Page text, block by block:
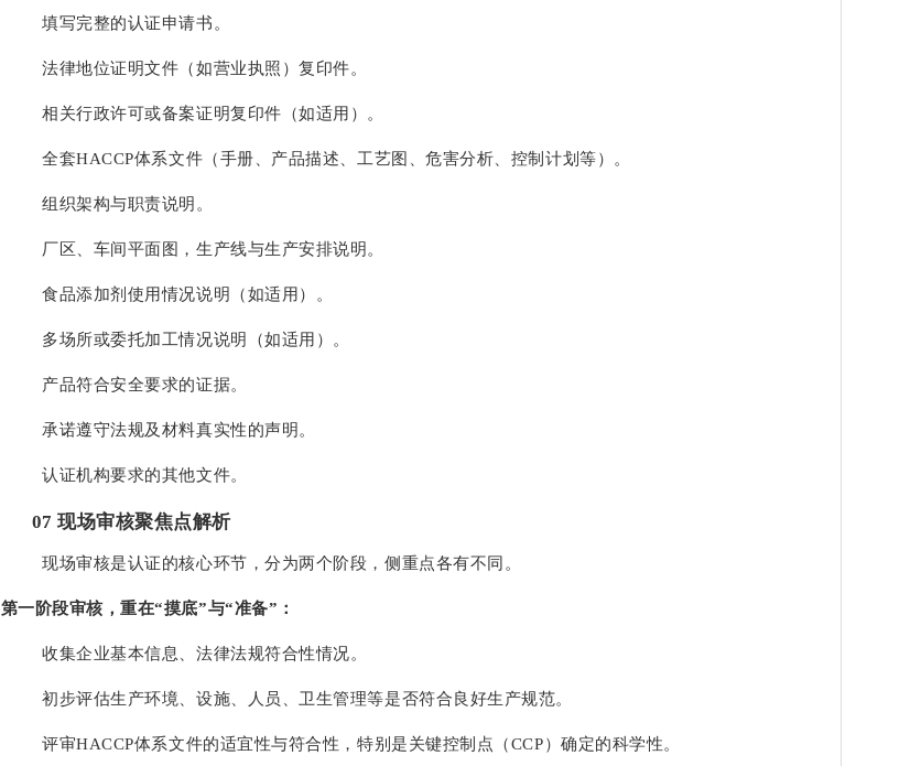
填写完整的认证申请书。
法律地位证明文件（如营业执照）复印件。
相关行政许可或备案证明复印件（如适用）。
全套HACCP体系文件（手册、产品描述、工艺图、危害分析、控制计划等）。
组织架构与职责说明。
厂区、车间平面图，生产线与生产安排说明。
食品添加剂使用情况说明（如适用）。
多场所或委托加工情况说明（如适用）。
产品符合安全要求的证据。
承诺遵守法规及材料真实性的声明。
认证机构要求的其他文件。
07现场审核聚焦点解析
现场审核是认证的核心环节，分为两个阶段，侧重点各有不同。
第一阶段审核，重在“摸底”与“准备”：
收集企业基本信息、法律法规符合性情况。
初步评估生产环境、设施、人员、卫生管理等是否符合良好生产规范。
评审HACCP体系文件的适宜性与符合性，特别是关键控制点（CCP）确定的科学性。